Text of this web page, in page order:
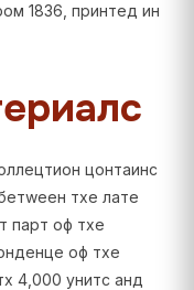
1836, принтед ин
цонтаинс
тхе лате
парт оф тхе
оф тхе
4,000 унитс анд